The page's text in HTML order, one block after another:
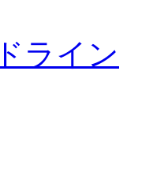
ライン